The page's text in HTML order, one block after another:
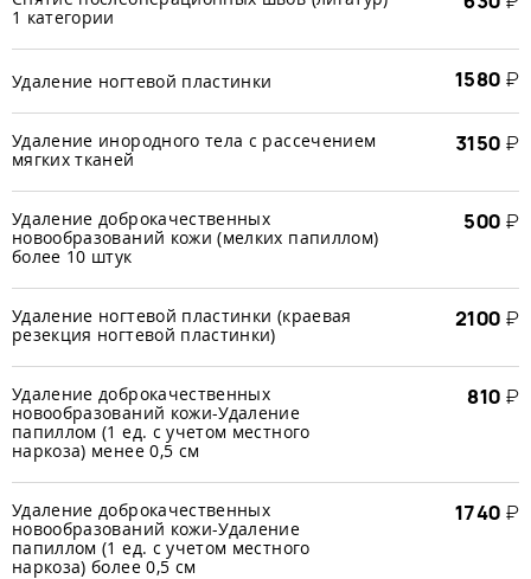
1 категории
Удаление ногтевой пластинки 1580 ₽
Удаление инородного тела с рассечением
мягких тканей
3150 ₽
Удаление доброкачественных
новообразований кожи (мелких папиллом)
более 10 штук
500 ₽
Удаление ногтевой пластинки (краевая
резекция ногтевой пластинки)
2100 ₽
Удаление доброкачественных
новообразований кожи-Удаление
папиллом (1 ед. с учетом местного
наркоза) менее 0,5 см
810 ₽
Удаление доброкачественных
новообразований кожи-Удаление
папиллом (1 ед. с учетом местного
наркоза) более 0,5 см
1740 ₽